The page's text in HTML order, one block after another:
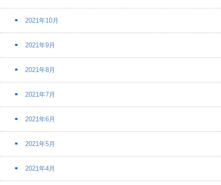
2021年10月
2021年9月
2021年8月
2021年7月
2021年6月
2021年5月
2021年4月